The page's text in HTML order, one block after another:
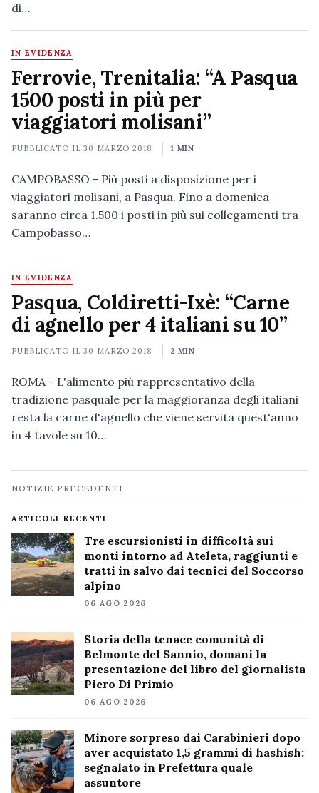
di…
IN EVIDENZA
Ferrovie, Trenitalia: “A Pasqua
1500 posti in più per
viaggiatori molisani”
PUBBLICATO IL30 MARZO 2018 1 MIN
CAMPOBASSO - Più posti a disposizione per i
viaggiatori molisani, a Pasqua. Fino a domenica
saranno circa 1.500 i posti in più sui collegamenti tra
Campobasso…
IN EVIDENZA
Pasqua, Coldiretti-Ixè: “Carne
di agnello per 4 italiani su 10”
PUBBLICATO IL30 MARZO 2018 2 MIN
ROMA - L'alimento più rappresentativo della
tradizione pasquale per la maggioranza degli italiani
resta la carne d'agnello che viene servita quest'anno
in 4 tavole su 10…
Navigazione
notizie
NOTIZIE PRECEDENTI
ARTICOLI RECENTI
Tre escursionisti in difficoltà sui
monti intorno ad Ateleta, raggiunti e
tratti in salvo dai tecnici del Soccorso
alpino
06 AGO 2026
Storia della tenace comunità di
Belmonte del Sannio, domani la
presentazione del libro del giornalista
Piero Di Primio
06 AGO 2026
Minore sorpreso dai Carabinieri dopo
aver acquistato 1,5 grammi di hashish:
segnalato in Prefettura quale
assuntore